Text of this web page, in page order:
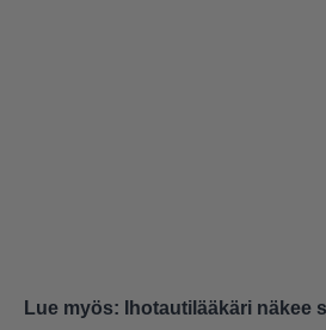
Lue myös:
Ihotautilääkäri näkee